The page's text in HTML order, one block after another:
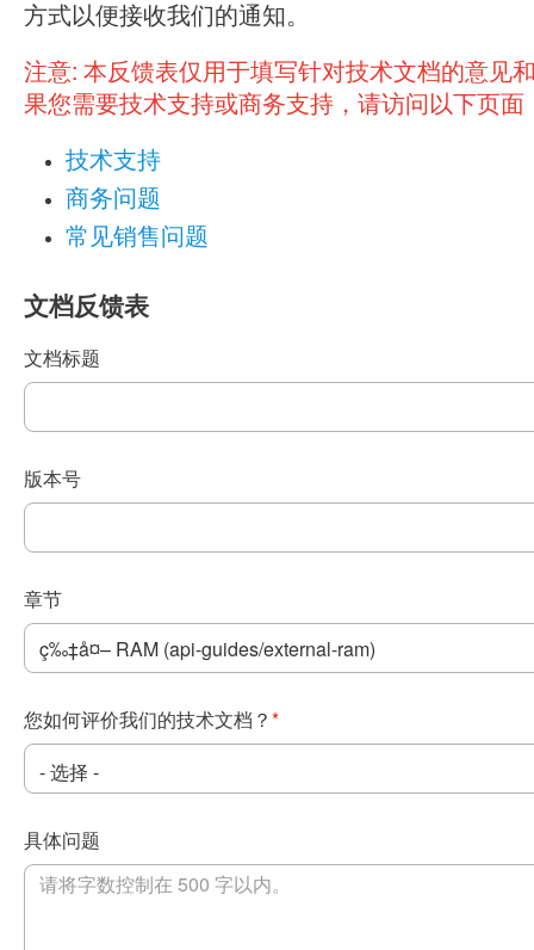
方式以便接收我们的通知。
注意: 本反馈表仅用于填写针对技术文档的意见
果您需要技术支持或商务支持，请访问以下页面
技术支持
商务问题
常见销售问题
文档反馈表
文档标题
版本号
章节
您如何评价我们的技术文档？ *
具体问题